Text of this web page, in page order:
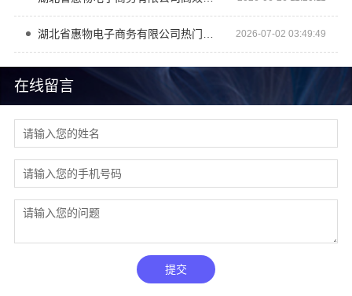
在线留言
提交
湖北省惠物电子商务有限公司热门家居百货平台优势 2026-07-02 03:49:49